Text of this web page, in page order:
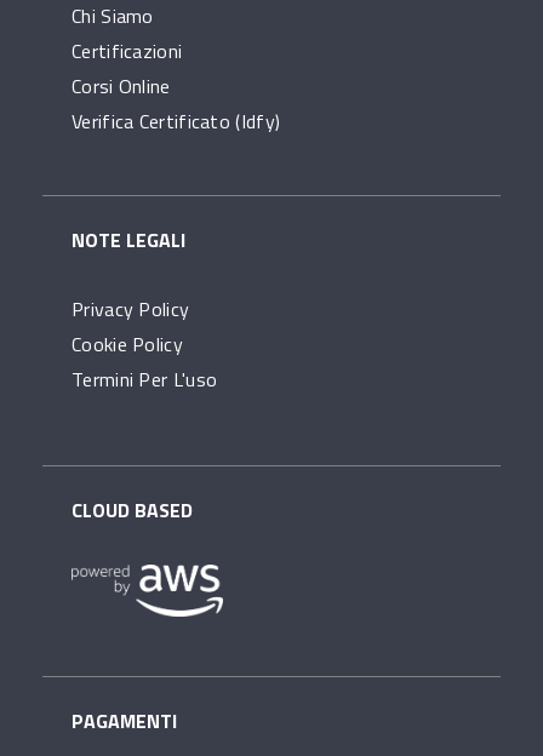
Chi Siamo
Certificazioni
Corsi Online
Verifica Certificato (idfy)
NOTE LEGALI
Privacy Policy
Cookie Policy
Termini Per L'uso
CLOUD BASED
PAGAMENTI